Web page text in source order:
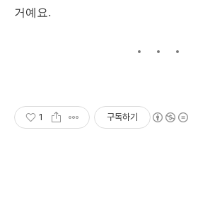
거예요.
1 구독하기